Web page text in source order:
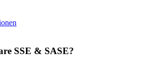
SSE & SASE?